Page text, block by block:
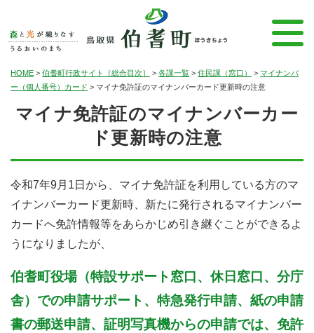
HOME > 伯耆町行政サイト［総合目次］ > 各課一覧 > 住民課（窓口） > マイナンバ
ー（個人番号）カード > マイナ免許証のマイナンバーカード更新時の注意
マイナ免許証のマイナンバーカー
ド更新時の注意
令和7年9月1日から、マイナ免許証を利用している方のマ
イナンバーカード更新時、新たに発行されるマイナンバー
カードへ免許情報等をあらかじめ引き継ぐことができるよ
うになりましたが、
伯耆町役場（特設サポート窓口、休日窓口、分庁
舎）での申請サポート、特急発行申請、紙の申請
書の郵送申請、証明写真機からの申請では、免許